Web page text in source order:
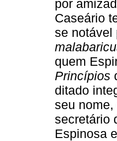
por
Caseário
se
quem
Princípios
ditado
seu nome,
secretário
Espinosa